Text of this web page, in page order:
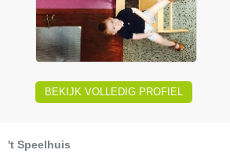
BEKIJK VOLLEDIG PROFIEL
't Speelhuis